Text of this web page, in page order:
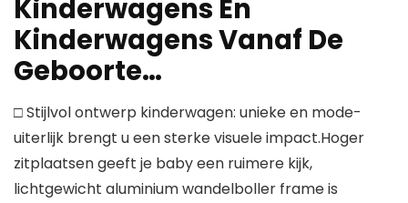
Kinderwagens En
Kinderwagens Vanaf De
Geboorte…
□ Stijlvol ontwerp kinderwagen: unieke en mode-
uiterlijk brengt u een sterke visuele impact.Hoger
zitplaatsen geeft je baby een ruimere kijk,
lichtgewicht aluminium wandelboller frame is